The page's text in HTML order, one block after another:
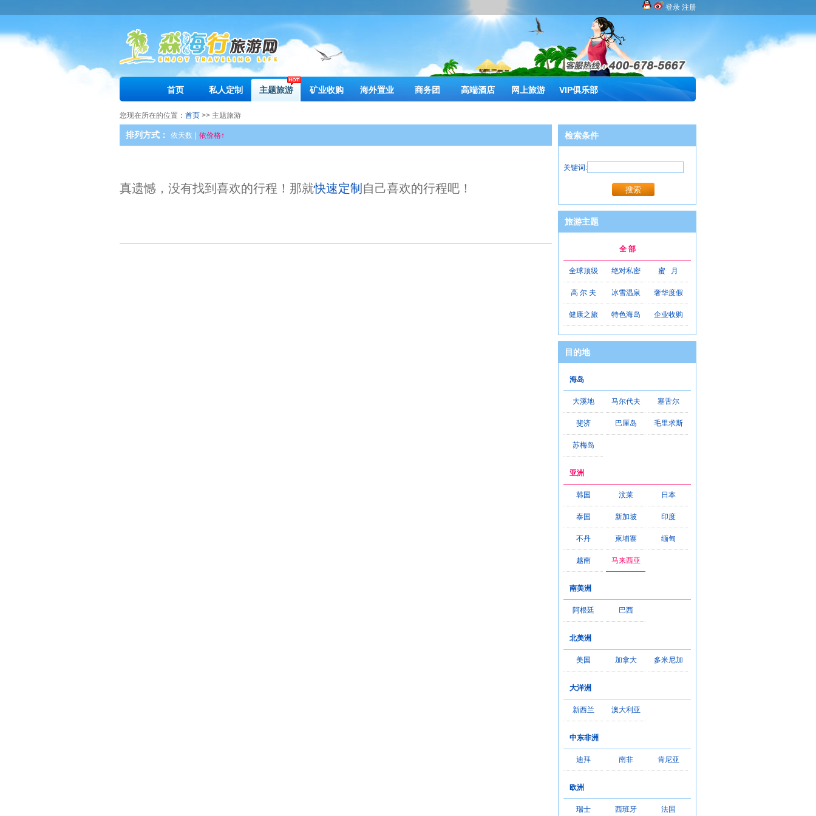
登录 注册
首页 私人定制 主题旅游 矿业收购 海外置业 商务团 高端酒店 网上旅游 VIP俱乐部
您现在所在的位置： 首页 >> 主题旅游
排列方式： 依天数 依价格↑
真遗憾，没有找到喜欢的行程！那就快速定制 自己喜欢的行程吧！
检索条件
关键词:
旅游主题
全 部
全球顶级 绝对私密 蜜 月
高 尔 夫 冰雪温泉 奢华度假
健康之旅 特色海岛 企业收购
目的地
海岛
大溪地 马尔代夫 塞舌尔
斐济 巴厘岛 毛里求斯
苏梅岛
亚洲
韩国 汶莱 日本
泰国 新加坡 印度
不丹 柬埔寨 缅甸
越南 马来西亚
南美洲
阿根廷 巴西
北美洲
美国 加拿大 多米尼加
大洋洲
新西兰 澳大利亚
中东非洲
迪拜 南非 肯尼亚
欧洲
瑞士 西班牙 法国